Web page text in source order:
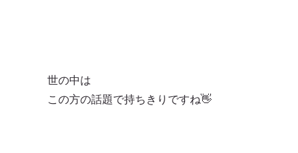
世の中は
この方の話題で持ちきりですね👋